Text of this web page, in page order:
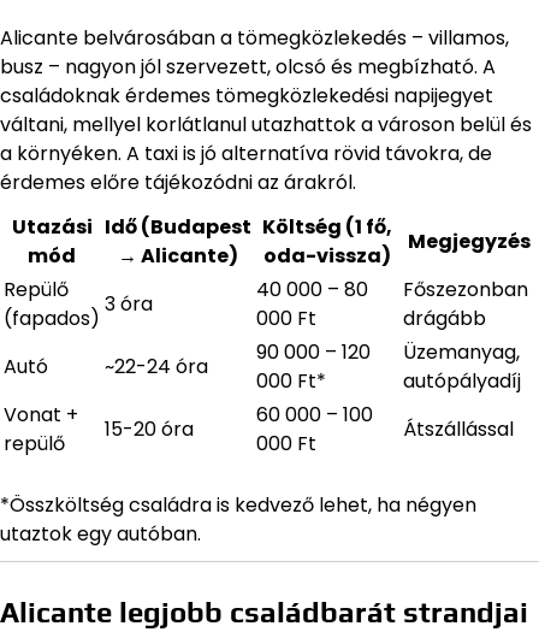
Alicante belvárosában a tömegközlekedés – villamos,
busz – nagyon jól szervezett, olcsó és megbízható. A
családoknak érdemes tömegközlekedési napijegyet
váltani, mellyel korlátlanul utazhattok a városon belül és
a környéken. A taxi is jó alternatíva rövid távokra, de
érdemes előre tájékozódni az árakról.
Utazási
mód
Idő (Budapest
→ Alicante)
Költség (1 fő,
oda-vissza)
Megjegyzés
Repülő
(fapados)
3 óra
40 000 – 80
000 Ft
Főszezonban
drágább
Autó
~22-24 óra
90 000 – 120
000 Ft*
Üzemanyag,
autópályadíj
Vonat +
repülő
15-20 óra
60 000 – 100
000 Ft
Átszállással
*Összköltség családra is kedvező lehet, ha négyen
utaztok egy autóban.
Alicante legjobb családbarát strandjai